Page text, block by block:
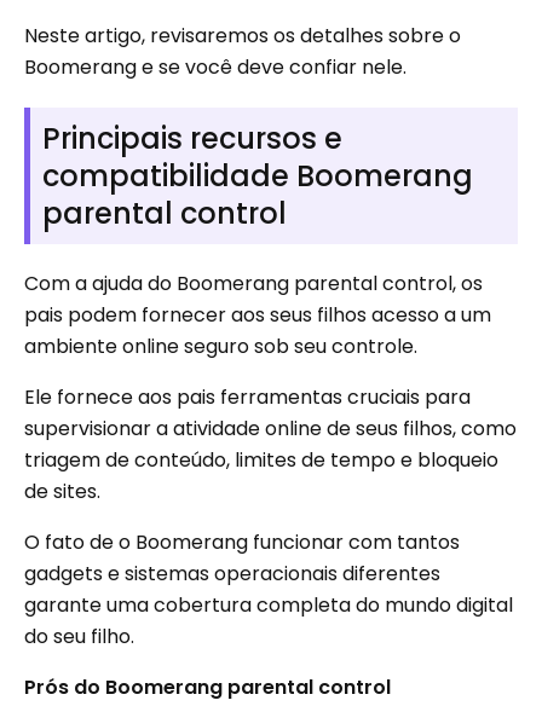
Neste artigo, revisaremos os detalhes sobre o
Boomerang e se você deve confiar nele.
Principais recursos e
compatibilidade Boomerang
parental control
Com a ajuda do Boomerang parental control, os
pais podem fornecer aos seus filhos acesso a um
ambiente online seguro sob seu controle.
Ele fornece aos pais ferramentas cruciais para
supervisionar a atividade online de seus filhos, como
triagem de conteúdo, limites de tempo e bloqueio
de sites.
O fato de o Boomerang funcionar com tantos
gadgets e sistemas operacionais diferentes
garante uma cobertura completa do mundo digital
do seu filho.
Prós do Boomerang parental control